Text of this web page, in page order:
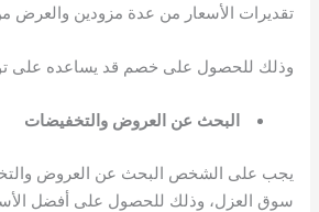
تقديرات الأسعار من عدة مزودين
وذلك للحصول على خصم قد يساعده على
البحث عن العروض والتخفيضات
يجب على الشخص البحث عن العروض
سوق العزل، وذلك للحصول على أفضل